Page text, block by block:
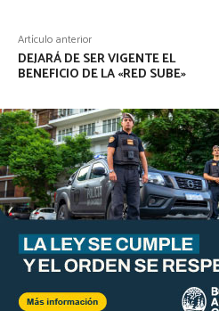
Artículo anterior
DEJARÁ DE SER VIGENTE EL
BENEFICIO DE LA «RED SUBE»